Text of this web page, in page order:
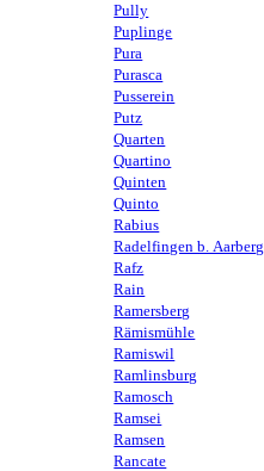
Pully
Puplinge
Pura
Purasca
Pusserein
Putz
Quarten
Quartino
Quinten
Quinto
Rabius
Radelfingen b. Aarberg
Rafz
Rain
Ramersberg
Rämismühle
Ramiswil
Ramlinsburg
Ramosch
Ramsei
Ramsen
Rancate